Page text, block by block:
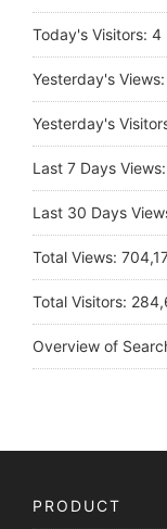
Today's Visitors: 4
Yesterday's Views:
Yesterday's
Last 7 Days Views:
Last 30 Days
Total Views:
Total Visitors:
Overview of
PRODUCT